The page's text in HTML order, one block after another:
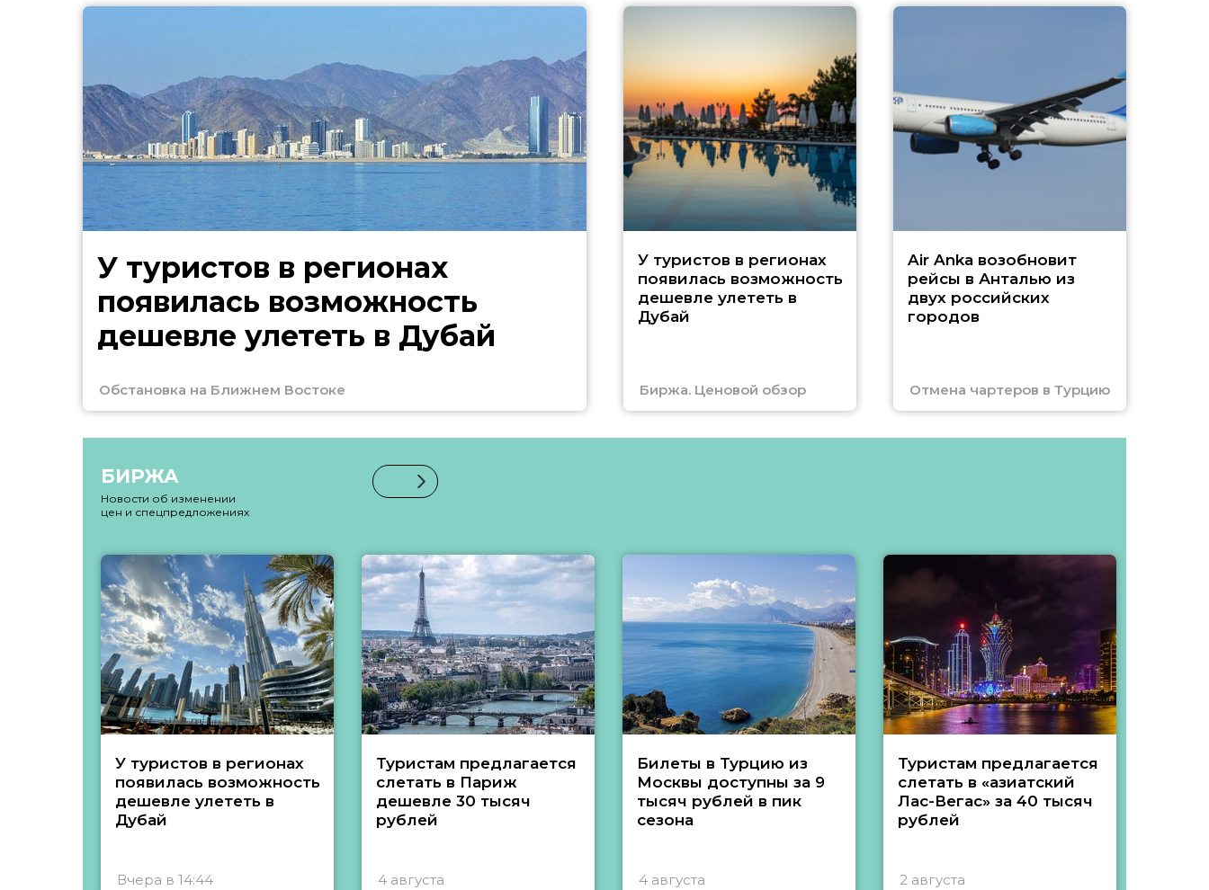
У туристов в регионах
появилась возможность
дешевле улететь в Дубай
Обстановка на Ближнем Востоке
У туристов в регионах
появилась возможность
дешевле улететь в
Дубай
Биржа. Ценовой обзор
Air Anka возобновит
рейсы в Анталью из
двух российских
городов
Отмена чартеров в Турцию
БИРЖА
Новости об изменении
цен и спецпредложениях
У туристов в регионах
появилась возможность
дешевле улететь в
Дубай
Вчера в 14:44
Туристам предлагается
слетать в Париж
дешевле 30 тысяч
рублей
4 августа
Билеты в Турцию из
Москвы доступны за 9
тысяч рублей в пик
сезона
4 августа
Туристам предлагается
слетать в «азиатский
Лас-Вегас» за 40 тысяч
рублей
2 августа